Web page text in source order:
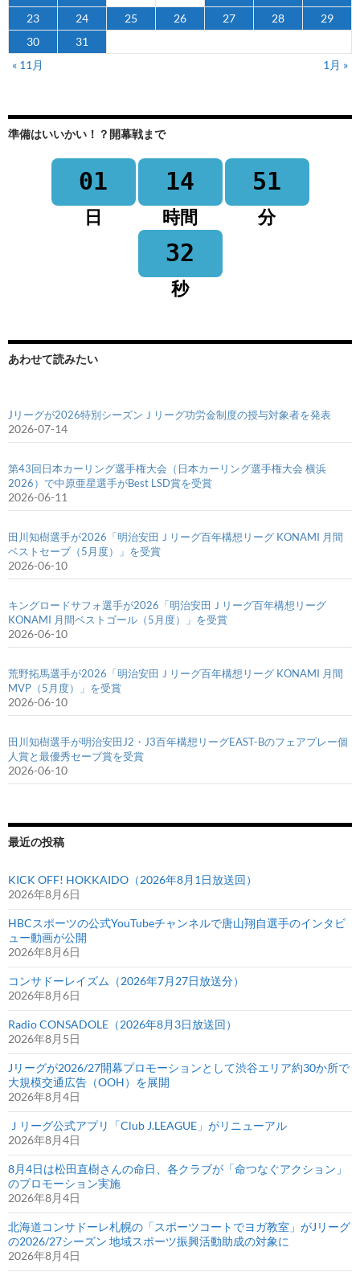
23
24 25 26 27 28
29
30
31
« 11月
1月 »
準備はいいかい！？開幕戦まで
01
日
14
時間
51
分
32
秒
あわせて読みたい
Jリーグが2026特別シーズンＪリーグ功労金制度の授与対象者を発表
2026-07-14
第43回日本カーリング選手権大会（日本カーリング選手権大会 横浜
2026）で中原亜星選手がBest LSD賞を受賞
2026-06-11
田川知樹選手が2026「明治安田Ｊリーグ百年構想リーグ KONAMI 月間
ベストセーブ（5月度）」を受賞
2026-06-10
キングロードサフォ選手が2026「明治安田Ｊリーグ百年構想リーグ
KONAMI 月間ベストゴール（5月度）」を受賞
2026-06-10
荒野拓馬選手が2026「明治安田Ｊリーグ百年構想リーグ KONAMI 月間
MVP（5月度）」を受賞
2026-06-10
田川知樹選手が明治安田J2・J3百年構想リーグEAST-Bのフェアプレー個
人賞と最優秀セーブ賞を受賞
2026-06-10
最近の投稿
KICK OFF! HOKKAIDO（2026年8月1日放送回）
2026年8月6日
HBCスポーツの公式YouTubeチャンネルで唐山翔自選手のインタビ
ュー動画が公開
2026年8月6日
コンサドーレイズム（2026年7月27日放送分）
2026年8月6日
Radio CONSADOLE（2026年8月3日放送回）
2026年8月5日
Jリーグが2026/27開幕プロモーションとして渋谷エリア約30か所で
大規模交通広告（OOH）を展開
2026年8月4日
Ｊリーグ公式アプリ「Club J.LEAGUE」がリニューアル
2026年8月4日
8月4日は松田直樹さんの命日、各クラブが「命つなぐアクション」
のプロモーション実施
2026年8月4日
北海道コンサドーレ札幌の「スポーツコートでヨガ教室」がJリーグ
の2026/27シーズン 地域スポーツ振興活動助成の対象に
2026年8月4日